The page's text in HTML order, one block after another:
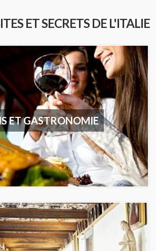
ET SECRETS DE L'ITALIE
ET GASTRONOMIE